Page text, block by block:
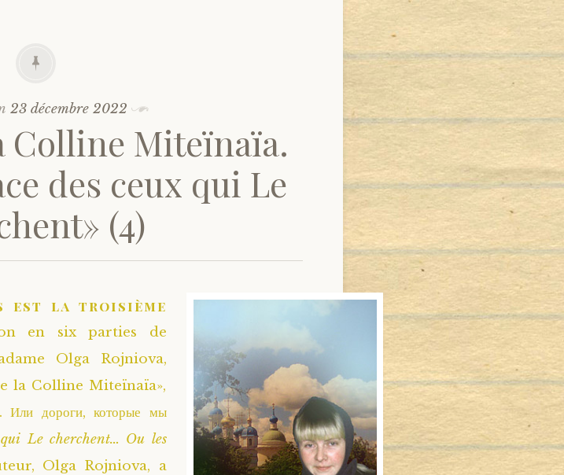
23 décembre 2022
Colline Miteïnaïa.
des ceux qui Le
(4)
est la troisième
en six parties de
Olga Rojniova,
la Colline Miteïnaïa»,
дороги, которые мы
Le cherchent… Ou les
Olga Rojniova, a